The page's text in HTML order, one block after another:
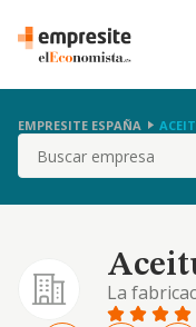
EMPRESITE ESPAÑA
Buscar
La
conservas